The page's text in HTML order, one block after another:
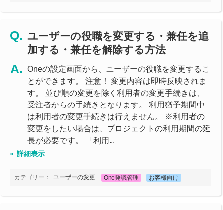
ユーザーの役職を変更する・兼任を追
加する・兼任を解除する方法
Oneの設定画面から、ユーザーの役職を変更するこ
とができます。 注意！ 変更内容は即時反映されま
す。 並び順の変更を除く利用者の変更手続きは、
受注者からの手続きとなります。 利用猶予期間中
は利用者の変更手続きは行えません。 ※利用者の
変更をしたい場合は、プロジェクトの利用期間の延
長が必要です。 「利用...
詳細表示
カテゴリー： ユーザーの変更 One発議管理 お客様向け